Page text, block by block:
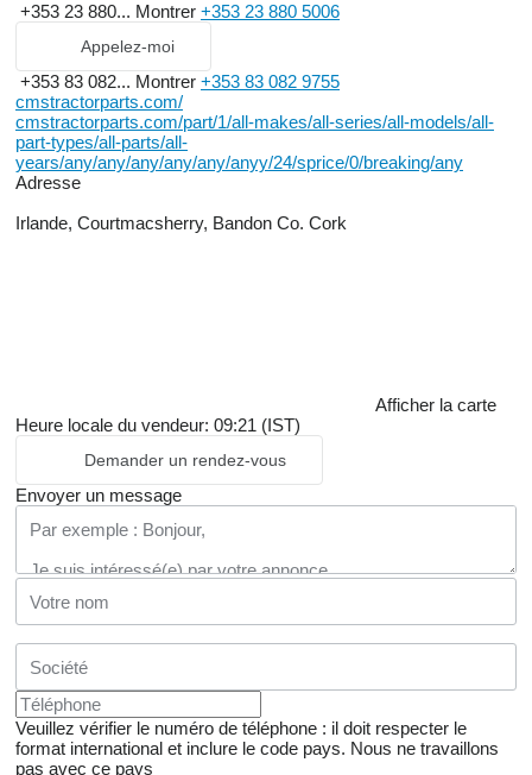
+353 23 880... Montrer +353 23 880 5006
Appelez-moi
+353 83 082... Montrer +353 83 082 9755
cmstractorparts.com/
cmstractorparts.com/part/1/all-makes/all-series/all-models/all-
part-types/all-parts/all-
years/any/any/any/any/any/anyy/24/sprice/0/breaking/any
Adresse
Irlande, Courtmacsherry, Bandon Co. Cork
Afficher la carte
Heure locale du vendeur: 09:21 (IST)
Demander un rendez-vous
Envoyer un message
Veuillez vérifier le numéro de téléphone : il doit respecter le
format international et inclure le code pays. Nous ne travaillons
pas avec ce pays